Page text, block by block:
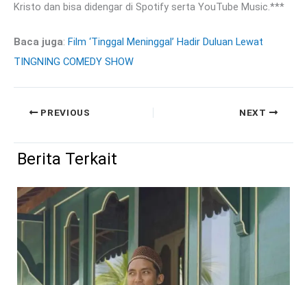
Kristo dan bisa didengar di Spotify serta YouTube Music.***
Baca juga: Film ‘Tinggal Meninggal’ Hadir Duluan Lewat
TINGNING COMEDY SHOW
PREVIOUS NEXT
Berita Terkait